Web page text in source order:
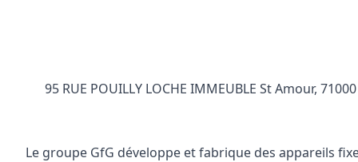
95 RUE POUILLY LOCHE IMMEUBLE St Amour,
Le groupe GfG développe et fabrique des appareils